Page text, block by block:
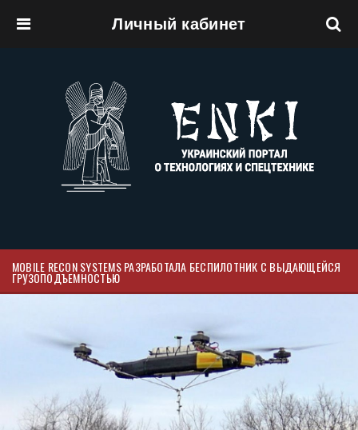
Личный кабинет
MOBILE RECON SYSTEMS РАЗРАБОТАЛА БЕСПИЛОТНИК С ВЫДАЮЩЕЙСЯ
ГРУЗОПОДЪЕМНОСТЬЮ